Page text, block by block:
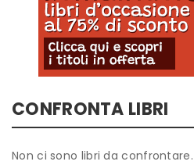
CONFRONTA LIBRI
Non ci sono libri da confrontare.